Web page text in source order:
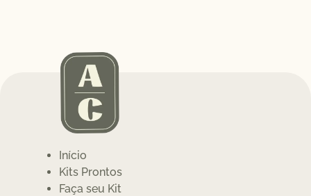
Início
Kits Prontos
Faça seu Kit